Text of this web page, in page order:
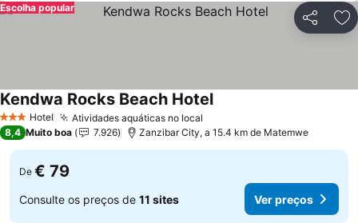
Partilhar
Escolha popular
3 EstrelasHotel Atividades aquáticas no local
Kendwa Rocks Beach HotelVer preços
8,4 Muito boa 7.926 Zanzibar City, a 15.4 km de Matemwe
De € 79
Consulte os preços de 11 sites Ver preços